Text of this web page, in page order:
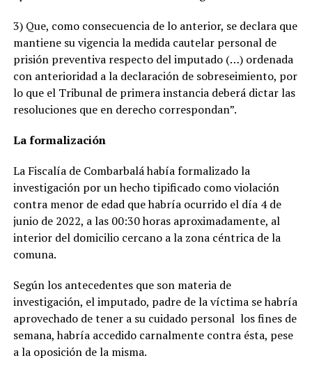
3) Que, como consecuencia de lo anterior, se declara que
mantiene su vigencia la medida cautelar personal de
prisión preventiva respecto del imputado (…) ordenada
con anterioridad a la declaración de sobreseimiento, por
lo que el Tribunal de primera instancia deberá dictar las
resoluciones que en derecho correspondan”.
La formalización
La Fiscalía de Combarbalá había formalizado la
investigación por un hecho tipificado como violación
contra menor de edad que habría ocurrido el día 4 de
junio de 2022, a las 00:30 horas aproximadamente, al
interior del domicilio cercano a la zona céntrica de la
comuna.
Según los antecedentes que son materia de
investigación, el imputado, padre de la víctima se habría
aprovechado de tener a su cuidado personal los fines de
semana, habría accedido carnalmente contra ésta, pese
a la oposición de la misma.